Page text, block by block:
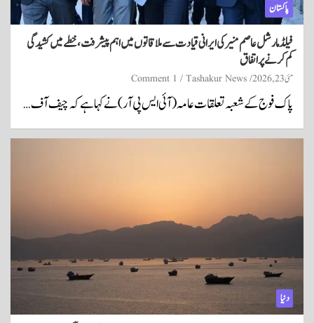
پاکستان
فیلڈ مارشل عاصم منیر کی ایرانی قیادت سے ملاقاتوں میں اہم پیشرفت، خطے میں کشیدگی
کم کرنے پر اتفاق
مئی 23, 2026 Tashakur News
1 Comment
پاک فوج کے شعبہ تعلقات عامہ (آئی ایس پی آر) نے کہا ہے کہ چیف آف…
دنیا